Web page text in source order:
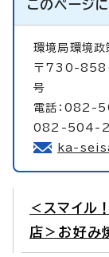
このページ
環境局環境
〒730-
号
電話：082-
082-504-
ka-
＜スマイル
店＞お好み